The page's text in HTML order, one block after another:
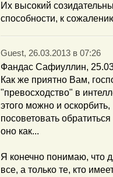
Их высокий
способности, к
Guest, 26.03.2013 в 07:26
Фандас Сафиуллин,
Как же приятно Вам,
"превосходство" в
этого можно и
посоветовать
оно как...
Я конечно понимаю, что
все, а только те, кто